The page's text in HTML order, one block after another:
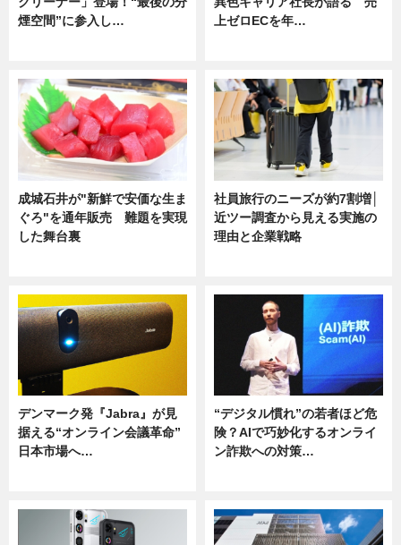
煙空間”に参入し…
上ゼロECを年…
成城石井が"新鮮で安価な生ま
ぐろ"を通年販売 難題を実現
した舞台裏
社員旅行のニーズが約7割増│
近ツー調査から見える実施の
理由と企業戦略
デンマーク発『Jabra』が見
据える“オンライン会議革命”
日本市場へ…
“デジタル慣れ”の若者ほど危
険？AIで巧妙化するオンライ
ン詐欺への対策…